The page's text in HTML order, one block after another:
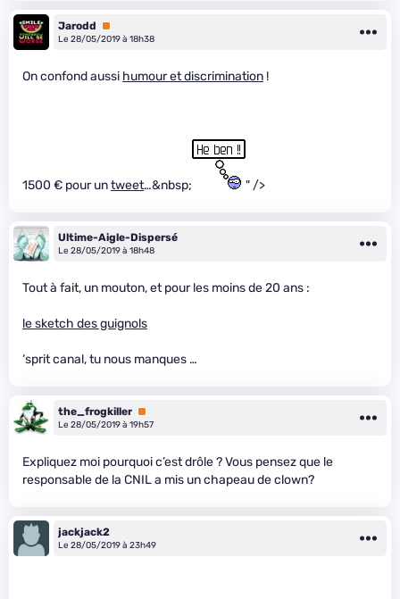
Jarodd
Premium
Le 28/05/2019 à 18h38
On confond aussi humour et discrimination !
1500 € pour untweet…&nbsp; " />
Ultime-Aigle-Dispersé
Le 28/05/2019 à 18h48
Tout à fait, un mouton, et pour les moins de 20 ans :
le sketch des guignols
‘sprit canal, tu nous manques …
the_frogkiller Premium
Le 28/05/2019 à 19h57
Expliquez moi pourquoi c’est drôle ? Vous pensez que le
responsable de la CNIL a mis un chapeau de clown?
jackjack2
Le 28/05/2019 à 23h49